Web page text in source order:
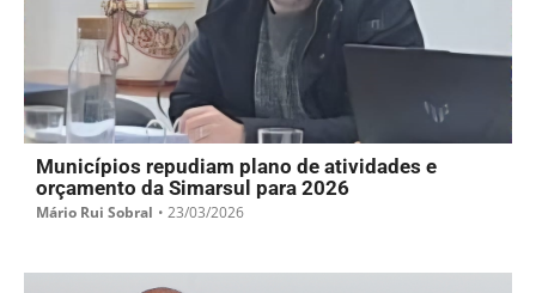
Municípios repudiam plano de atividades e
orçamento da Simarsul para 2026
Mário Rui Sobral • 23/03/2026